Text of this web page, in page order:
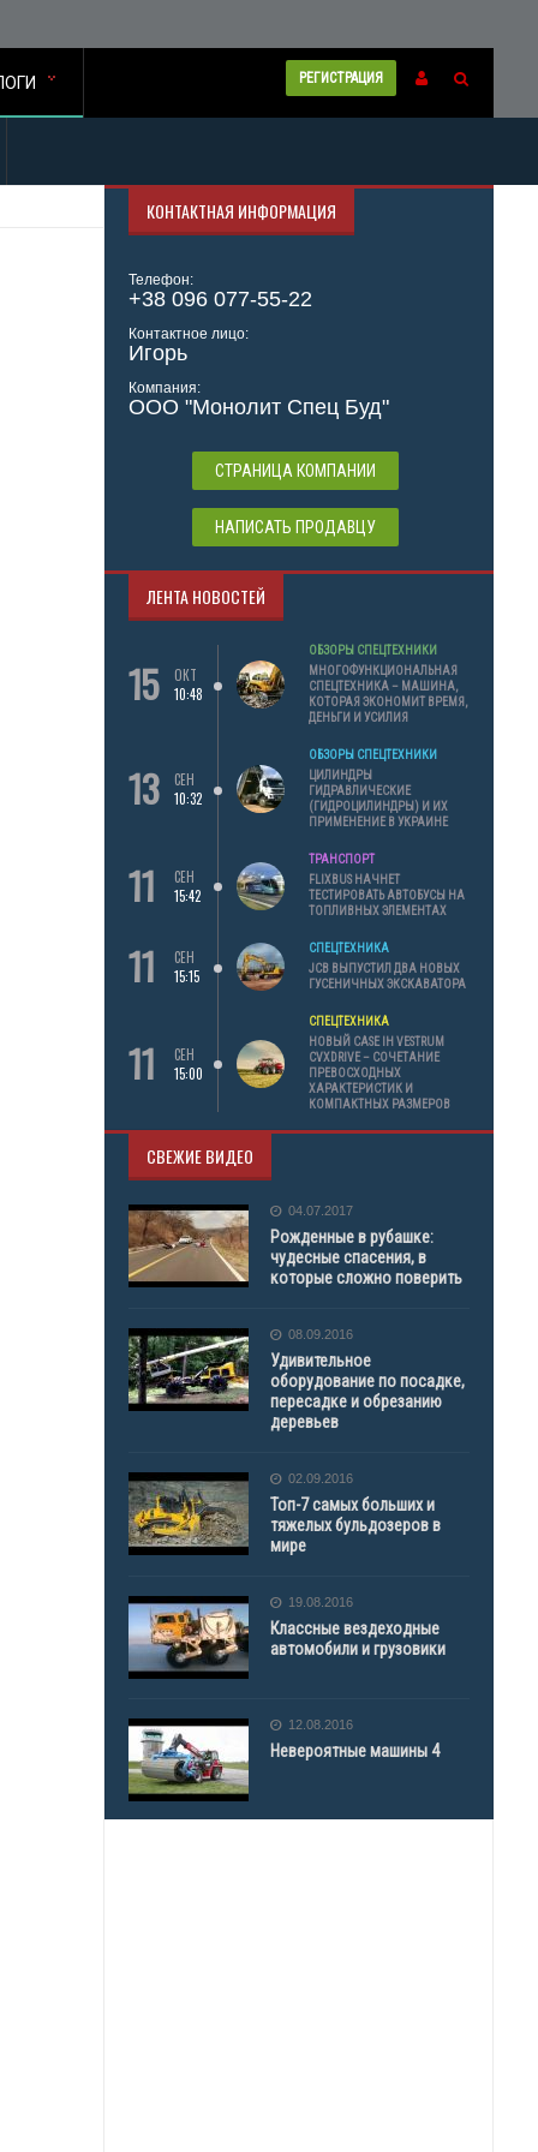
РЕГИСТРАЦИЯ
КОНТАКТНАЯ ИНФОРМАЦИЯ
Телефон:
+38 096 077-55-22
Контактное лицо:
Игорь
Компания:
ООО "Монолит Спец Буд"
СТРАНИЦА КОМПАНИИ
НАПИСАТЬ ПРОДАВЦУ
ЛЕНТА НОВОСТЕЙ
15
ОКТ
10:48
ОБЗОРЫ СПЕЦТЕХНИКИ
МНОГОФУНКЦИОНАЛЬНАЯ
СПЕЦТЕХНИКА – МАШИНА,
КОТОРАЯ ЭКОНОМИТ ВРЕМЯ,
ДЕНЬГИ И УСИЛИЯ
13
СЕН
10:32
ОБЗОРЫ СПЕЦТЕХНИКИ
ЦИЛИНДРЫ
ГИДРАВЛИЧЕСКИЕ
(ГИДРОЦИЛИНДРЫ) И ИХ
ПРИМЕНЕНИЕ В УКРАИНЕ
11
СЕН
15:42
ТРАНСПОРТ
FLIXBUS НАЧНЕТ
ТЕСТИРОВАТЬ АВТОБУСЫ НА
ТОПЛИВНЫХ ЭЛЕМЕНТАХ
11
СЕН
15:15
СПЕЦТЕХНИКА
JCB ВЫПУСТИЛ ДВА НОВЫХ
ГУСЕНИЧНЫХ ЭКСКАВАТОРА
11
СЕН
15:00
СПЕЦТЕХНИКА
НОВЫЙ CASE IH VESTRUM
CVXDRIVE – СОЧЕТАНИЕ
ПРЕВОСХОДНЫХ
ХАРАКТЕРИСТИК И
КОМПАКТНЫХ РАЗМЕРОВ
СВЕЖИЕ ВИДЕО
04.07.2017
Рожденные в рубашке:
чудесные спасения, в
которые сложно поверить
08.09.2016
Удивительное
оборудование по посадке,
пересадке и обрезанию
деревьев
02.09.2016
Топ-7 самых больших и
тяжелых бульдозеров в
мире
19.08.2016
Классные вездеходные
автомобили и грузовики
12.08.2016
Невероятные машины 4